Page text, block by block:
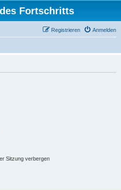
Fortschritts
Anmelden
Registrieren
Sitzung verbergen